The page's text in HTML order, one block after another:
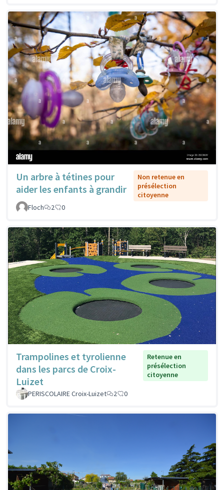
Un arbre à tétines pour
aider les enfants à grandir
Non retenue en
présélection
citoyenne
Floch
2 0
Trampolines et tyrolienne
dans les parcs de Croix-
Luizet
Retenue en
présélection
citoyenne
PERISCOLAIRE Croix-Luizet 2 0